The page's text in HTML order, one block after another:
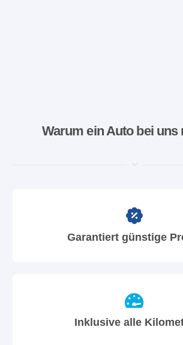
Warum ein Auto bei uns
Garantiert günstige
Inklusive alle